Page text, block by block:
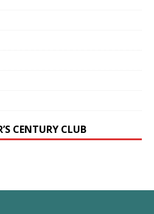
CENTURY CLUB